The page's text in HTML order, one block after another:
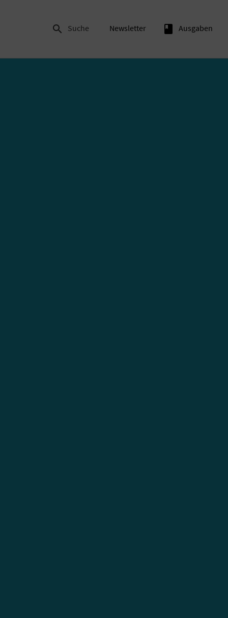
 Suche Newsletter book Ausgaben